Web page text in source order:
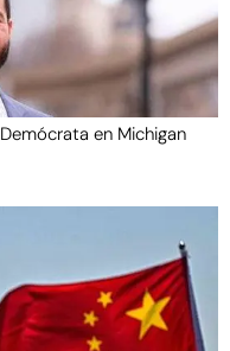
en Michigan